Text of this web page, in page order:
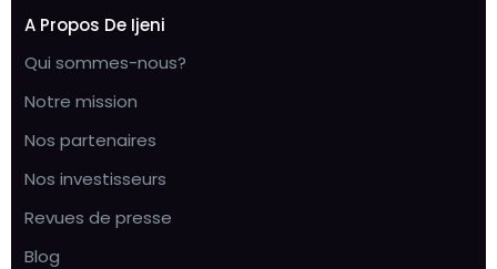
A Propos De Ijeni
Qui sommes-nous?
Notre mission
Nos partenaires
Nos investisseurs
Revues de presse
Blog